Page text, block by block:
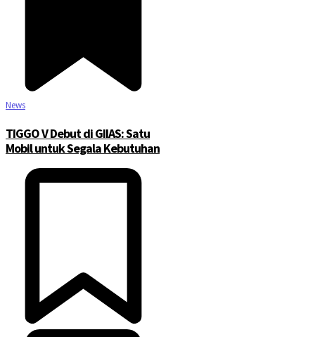
News
TIGGO V Debut di GIIAS: Satu
Mobil untuk Segala Kebutuhan